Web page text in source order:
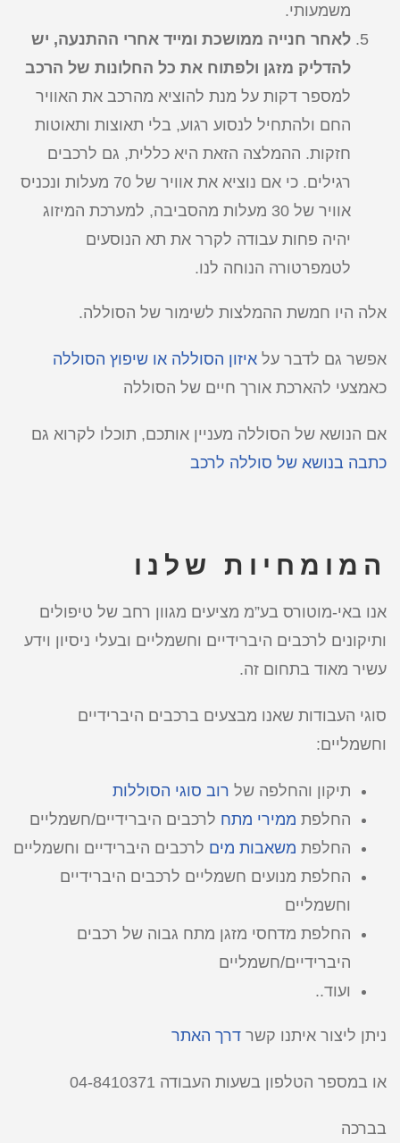
משמעותי.
לאחר חנייה ממושכת ומייד אחרי ההתנעה, יש
להדליק מזגן ולפתוח את כל החלונות של הרכב
למספר דקות על מנת להוציא מהרכב את האוויר
החם ולהתחיל לנסוע רגוע, בלי תאוצות ותאוטות
חזקות. ההמלצה הזאת היא כללית, גם לרכבים
רגילים. כי אם נוציא את אוויר של 70 מעלות ונכניס
אוויר של 30 מעלות מהסביבה, למערכת המיזוג
יהיה פחות עבודה לקרר את תא הנוסעים
לטמפרטורה הנוחה לנו.
אלה היו חמשת ההמלצות לשימור של הסוללה.
אפשר גם לדבר על איזון הסוללה או שיפוץ הסוללה
כאמצעי להארכת אורך חיים של הסוללה
אם הנושא של הסוללה מעניין אותכם, תוכלו לקרוא גם
כתבה בנושא של סוללה לרכב
המומחיות שלנו
אנו באי-מוטורס בע”מ מציעים מגוון רחב של טיפולים
ותיקונים לרכבים היברידיים וחשמליים ובעלי ניסיון וידע
עשיר מאוד בתחום זה.
סוגי העבודות שאנו מבצעים ברכבים היברידיים
וחשמליים:
תיקון והחלפה של רוב סוגי הסוללות
החלפת ממירי מתח לרכבים היברידיים/חשמליים
החלפת משאבות מים לרכבים היברידיים וחשמליים
החלפת מנועים חשמליים לרכבים היברידיים
וחשמליים
החלפת מדחסי מזגן מתח גבוה של רכבים
היברידיים/חשמליים
ועוד..
ניתן ליצור איתנו קשר דרך האתר
או במספר הטלפון בשעות העבודה 04-8410371
בברכה